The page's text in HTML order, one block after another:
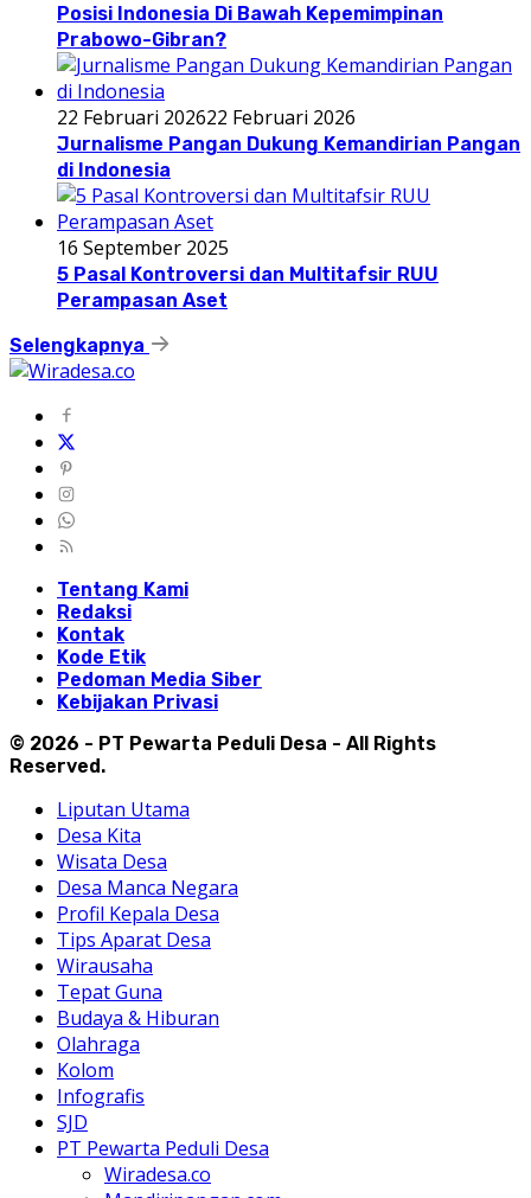
Posisi Indonesia Di Bawah Kepemimpinan
Prabowo-Gibran?
22 Februari 202622 Februari 2026
Jurnalisme Pangan Dukung Kemandirian Pangan
di Indonesia
16 September 2025
5 Pasal Kontroversi dan Multitafsir RUU
Perampasan Aset
Selengkapnya
Tentang Kami
Redaksi
Kontak
Kode Etik
Pedoman Media Siber
Kebijakan Privasi
© 2026 - PT Pewarta Peduli Desa - All Rights
Reserved.
Liputan Utama
Desa Kita
Wisata Desa
Desa Manca Negara
Profil Kepala Desa
Tips Aparat Desa
Wirausaha
Tepat Guna
Budaya & Hiburan
Olahraga
Kolom
Infografis
SJD
PT Pewarta Peduli Desa
Wiradesa.co